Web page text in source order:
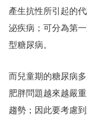
產生抗性所引起的
泌疾病；可分為第
型糖尿病。
而兒童期的糖尿病
肥胖問題越來越嚴
趨勢；因此要考慮